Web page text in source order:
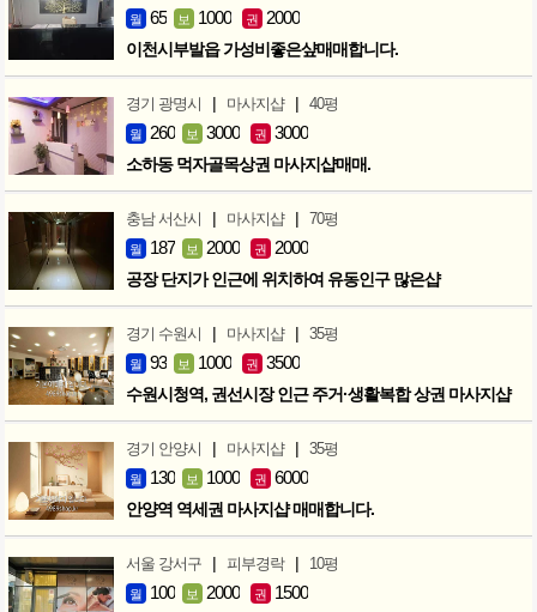
월 65 보 1000 권 2000
이천시부발읍 가성비좋은샾매매합니다.
경기 광명시 | 마사지샵 | 40평
월 260 보 3000 권 3000
소하동 먹자골목상권 마사지샵매매.
충남 서산시 | 마사지샵 | 70평
월 187 보 2000 권 2000
공장 단지가 인근에 위치하여 유동인구 많은샵
경기 수원시 | 마사지샵 | 35평
월 93 보 1000 권 3500
수원시청역, 권선시장 인근 주거·생활복합 상권 마사지샵
경기 안양시 | 마사지샵 | 35평
월 130 보 1000 권 6000
안양역 역세권 마사지샵 매매합니다.
서울 강서구 | 피부경락 | 10평
월 100 보 2000 권 1500